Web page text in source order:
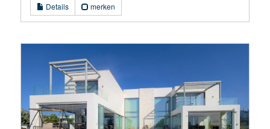
Details merken